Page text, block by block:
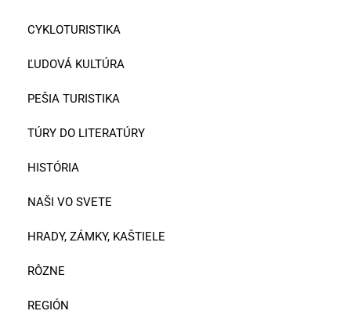
CYKLOTURISTIKA
ĽUDOVÁ KULTÚRA
PEŠIA TURISTIKA
TÚRY DO LITERATÚRY
HISTÓRIA
NAŠI VO SVETE
HRADY, ZÁMKY, KAŠTIELE
RÔZNE
REGIÓN